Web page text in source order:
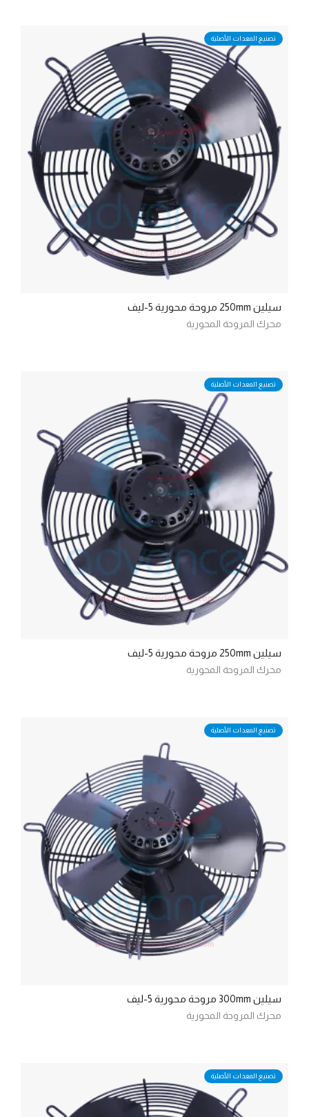
تصنيع المعدات الأصلية
سيلين 250mm مروحة محورية 5-ليف
محرك المروحة المحورية
تصنيع المعدات الأصلية
سيلين 250mm مروحة محورية 5-ليف
محرك المروحة المحورية
تصنيع المعدات الأصلية
سيلين 300mm مروحة محورية 5-ليف
محرك المروحة المحورية
تصنيع المعدات الأصلية